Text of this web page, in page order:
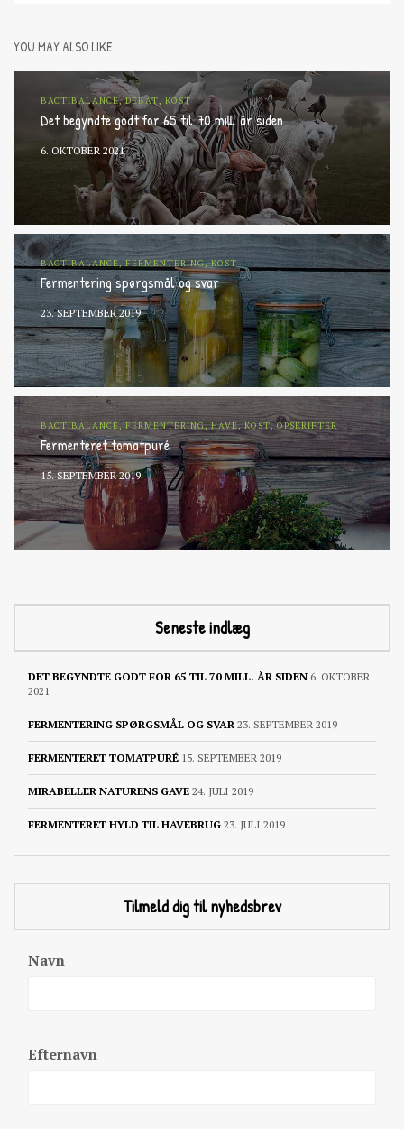
YOU MAY ALSO LIKE
BACTIBALANCE, DEBAT, KOST
Det begyndte godt for 65 til 70 mill. år siden
6. OKTOBER 2021
BACTIBALANCE, FERMENTERING, KOST
Fermentering spørgsmål og svar
23. SEPTEMBER 2019
BACTIBALANCE, FERMENTERING, HAVE, KOST, OPSKRIFTER
Fermenteret tomatpuré
15. SEPTEMBER 2019
Seneste indlæg
DET BEGYNDTE GODT FOR 65 TIL 70 MILL. ÅR SIDEN 6. OKTOBER
2021
FERMENTERING SPØRGSMÅL OG SVAR 23. SEPTEMBER 2019
FERMENTERET TOMATPURÉ 15. SEPTEMBER 2019
MIRABELLER NATURENS GAVE 24. JULI 2019
FERMENTERET HYLD TIL HAVEBRUG 23. JULI 2019
Tilmeld dig til nyhedsbrev
Navn
Efternavn